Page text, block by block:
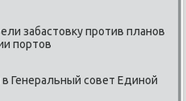
забастовку против планов
портов
Генеральный совет Единой